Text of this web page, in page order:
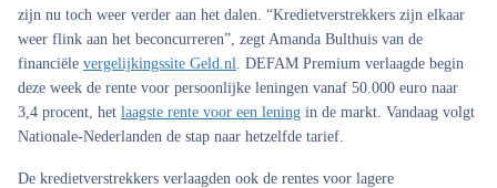
zijn nu toch weer verder aan het dalen. “Kredietverstrekkers zijn elkaar
weer flink aan het beconcurreren”, zegt Amanda Bulthuis van de
financiële vergelijkingssite Geld.nl. DEFAM Premium verlaagde begin
deze week de rente voor persoonlijke leningen vanaf 50.000 euro naar
3,4 procent, het laagste rente voor een lening in de markt. Vandaag volgt
Nationale-Nederlanden de stap naar hetzelfde tarief.
De kredietverstrekkers verlaagden ook de rentes voor lagere